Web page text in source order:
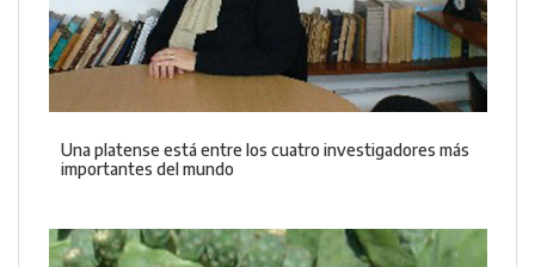
Una platense está entre los cuatro investigadores más
importantes del mundo